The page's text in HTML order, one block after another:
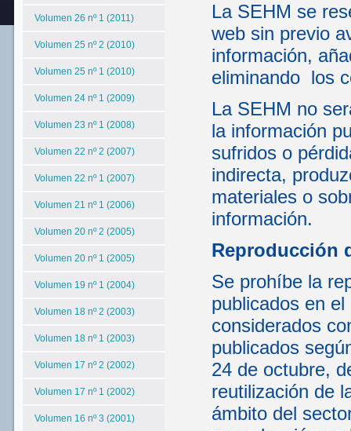
Volumen 26 nº 1 (2011)
Volumen 25 nº 2 (2010)
Volumen 25 nº 1 (2010)
Volumen 24 nº 1 (2009)
Volumen 23 nº 1 (2008)
Volumen 22 nº 2 (2007)
Volumen 22 nº 1 (2007)
Volumen 21 nº 1 (2006)
Volumen 20 nº 2 (2005)
Volumen 20 nº 1 (2005)
Volumen 19 nº 1 (2004)
Volumen 18 nº 2 (2003)
Volumen 18 nº 1 (2003)
Volumen 17 nº 2 (2002)
Volumen 17 nº 1 (2002)
Volumen 16 nº 3 (2001)
La SEHM se
web sin previo
información,
eliminando los
La SEHM no
la información
sufridos o
indirecta,
materiales o
información.
Reproducción
Se prohíbe la
publicados en
considerados
publicados
24 de octubre,
reutilización de
ámbito del